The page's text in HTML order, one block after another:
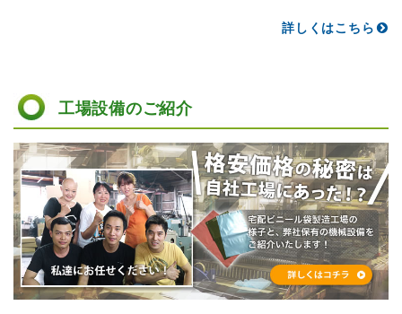
詳しくはこちら
工場設備のご紹介